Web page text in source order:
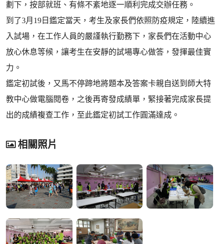
劃下，按部就班、有條不紊地逐一順利完成交辦任務。
到了3月19日鑑定當天，考生及家長們依照防疫規定，陸續進
入試場，在工作人員的嚴謹執行勤務下，家長們在活動中心
放心休息等候，讓考生在安靜的試場專心做答，發揮最佳實
力。
鑑定初試後，又馬不停蹄地將題本及答案卡親自送到師大特
教中心做電腦閱卷，之後再寄發成績單，緊接著完成家長提
出的成績複查工作，至此鑑定初試工作圓滿達成。
相關照片